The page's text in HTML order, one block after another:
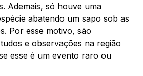
Ademais, só houve uma
abatendo um sapo sob as
Por esse motivo, são
e observações na região
esse é um evento raro ou